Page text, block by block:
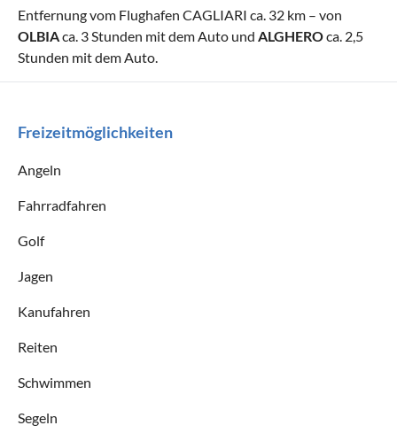
Entfernung vom Flughafen CAGLIARI ca. 32 km – von
OLBIAca. 3 Stunden mit dem Auto und ALGHEROca. 2,5
Stunden mit dem Auto.
Freizeitmöglichkeiten
Angeln
Fahrradfahren
Golf
Jagen
Kanufahren
Reiten
Schwimmen
Segeln